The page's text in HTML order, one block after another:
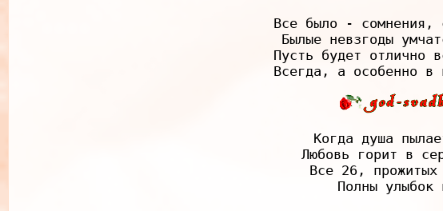
Все было - сомнения,
Былые невзгоды
Пусть будет отлично
Когда душа
Любовь горит в
Все 26, прожитых
Полны улыбок